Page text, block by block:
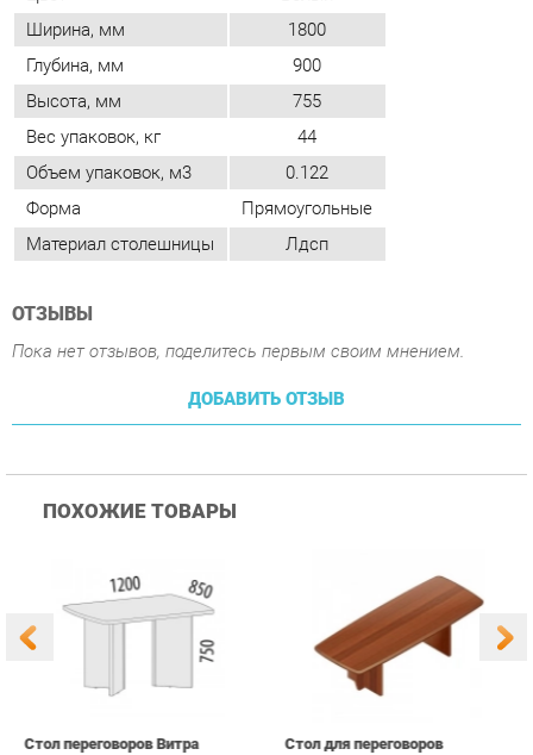
Объем упаковок, м3
0.122
Форма
Прямоугольные
Материал столешницы
Лдсп
ОТЗЫВЫ
Пока нет отзывов, поделитесь первым своим мнением.
ДОБАВИТЬ ОТЗЫВ
Купить
26 490 ₽ Купить
Альтерна Пр.СП-24 Орех
28 390 ₽
+7 (343) 383-35-98